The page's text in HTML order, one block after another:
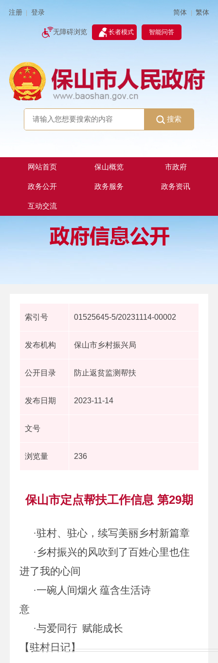
注册 登录 简体 | 繁体
无障碍浏览 长者模式 智能问答
搜索
网站首页 保山概览 市政府
政务公开 政务服务 政务资讯
互动交流
索引号 01525645-5/20231114-00002
发布机构 保山市乡村振兴局
公开目录 防止返贫监测帮扶
发布日期 2023-11-14
文号
浏览量 236
保山市定点帮扶工作信息 第29期
·驻村、驻心，续写美丽乡村新篇章
· 乡村振兴的风吹到了百姓心里也住
进了我的心间
·一碗人间烟火 蕴含生活诗
意
·与爱同行 赋能成长
【驻村日记】